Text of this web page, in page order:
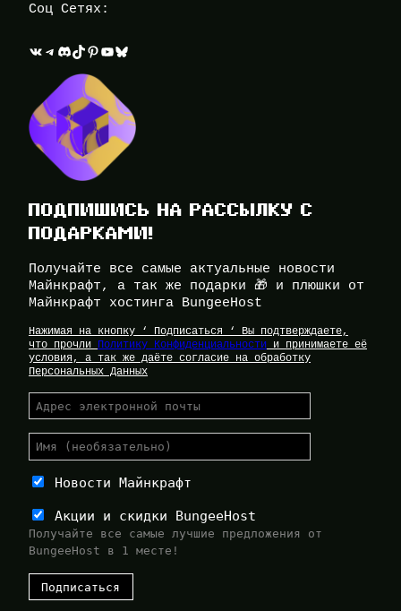
Соц Сетях:
ВКонтакте Telegram Discord TikTok Pinterest YouTube Bluesky
ПОДПИШИСЬ НА РАССЫЛКУ С
ПОДАРКАМИ!
Получайте все самые актуальные новости
Майнкрафт, а так же подарки 🎁 и плюшки от
Майнкрафт хостинга BungeeHost
Нажимая на кнопку ‘ Подписаться ‘ Вы подтверждаете,
что прочли Политику Конфиденциальности и принимаете её
условия, а так же даёте согласие на обработку
Персональных Данных
Новости Майнкрафт
Акции и скидки BungeeHost
Получайте все самые лучшие предложения от
BungeeHost в 1 месте!